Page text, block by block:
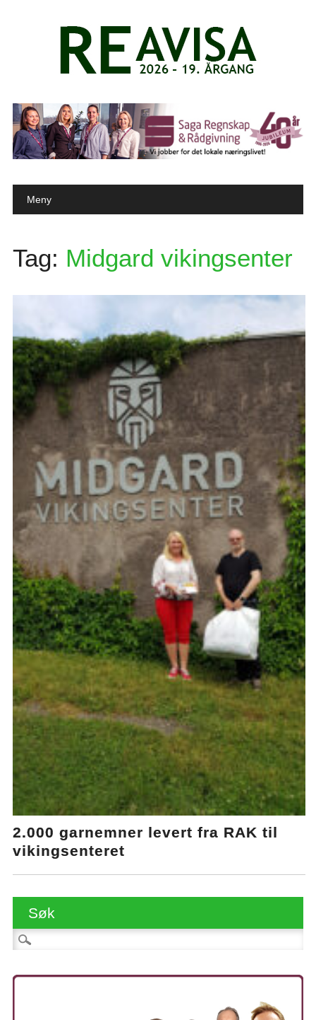
Main menu
Meny
Tag: Midgard vikingsenter
2.000 garnemner levert fra RAK til
vikingsenteret
Søk
Søk etter: